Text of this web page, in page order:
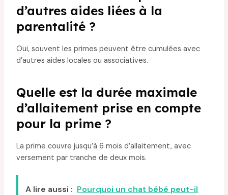
d’autres aides liées à la
parentalité ?
Oui, souvent les primes peuvent être cumulées avec
d’autres aides locales ou associatives.
Quelle est la durée maximale
d’allaitement prise en compte
pour la prime ?
La prime couvre jusqu’à 6 mois d’allaitement, avec
versement par tranche de deux mois.
A lire aussi : Pourquoi un chat bébé peut-il